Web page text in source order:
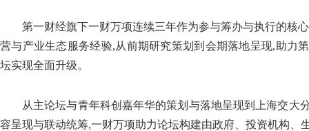
第一财经旗下一财万项连续三年作为参与筹办与执行的核
营与产业生态服务经验,从前期研究策划到会期落地呈现,助力
坛实现全面升级。
从主论坛与青年科创嘉年华的策划与落地呈现到上海交大
容呈现与联动统筹,一财万项助力论坛构建由政府、投资机构、